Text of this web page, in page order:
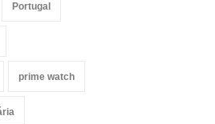
Portugal
prime watch